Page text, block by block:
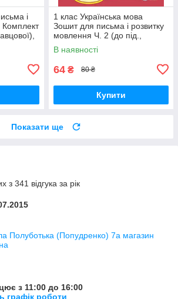
і
Комплект
1 клас Українська мова
Зошит для письма і розвитку
мовлення Ч. 2 (до під.,
Кравцової) Сапун Г. ПіП
В наявності
64 ₴ 80 ₴
Купити
Показати ще
з 341 відгука за рік
Полуботька (Попудренко) 7а магазин
з 11:00 до 16:00
графік роботи